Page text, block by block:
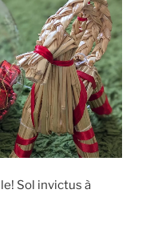
Sol invictus à